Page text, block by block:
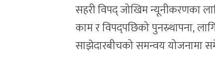
सहरी विपद् जोखिम न्यूनीकरणका
काम र विपद्पछिको पुनस्र्थापना,
साझेदारबीचको समन्वय योजनामा